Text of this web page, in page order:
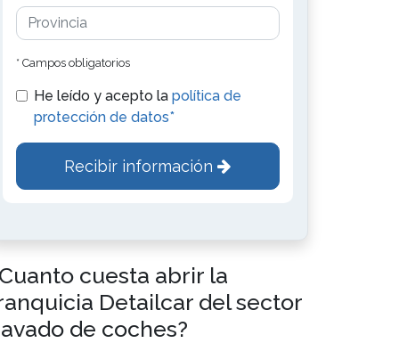
* Campos obligatorios
He leído y acepto la política de
protección de datos*
Recibir información
cuesta abrir la
Detailcar del sector
de coches?